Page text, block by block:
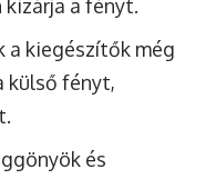
a fényt.
a kiegészítők még
külső fényt,
és